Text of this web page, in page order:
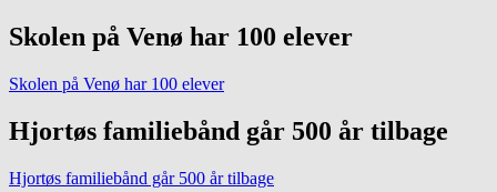
Skolen på Venø har 100 elever
Skolen på Venø har 100 elever
Hjortøs familiebånd går 500 år tilbage
Hjortøs familiebånd går 500 år tilbage